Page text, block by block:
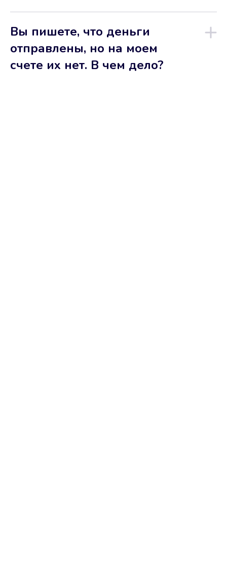
Вы пишете, что деньги
отправлены, но на моем
счете их нет. В чем дело?